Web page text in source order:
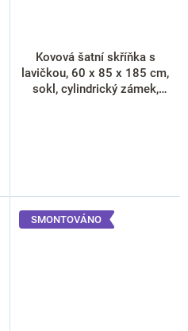
Kovová šatní skříňka s
lavičkou, 60 x 85 x 185 cm,
sokl, cylindrický zámek,
SMONTOVÁNO